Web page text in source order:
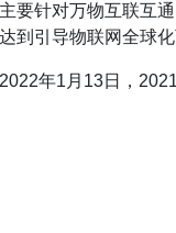
主要针对万物互联互
达到引导物联网全球
2022年1月13日，